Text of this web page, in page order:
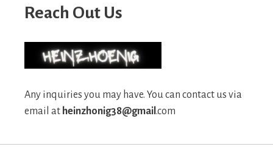
Reach Out Us
Any inquiries you may have. You can contact us via
email at heinzhonig38@gmail .com